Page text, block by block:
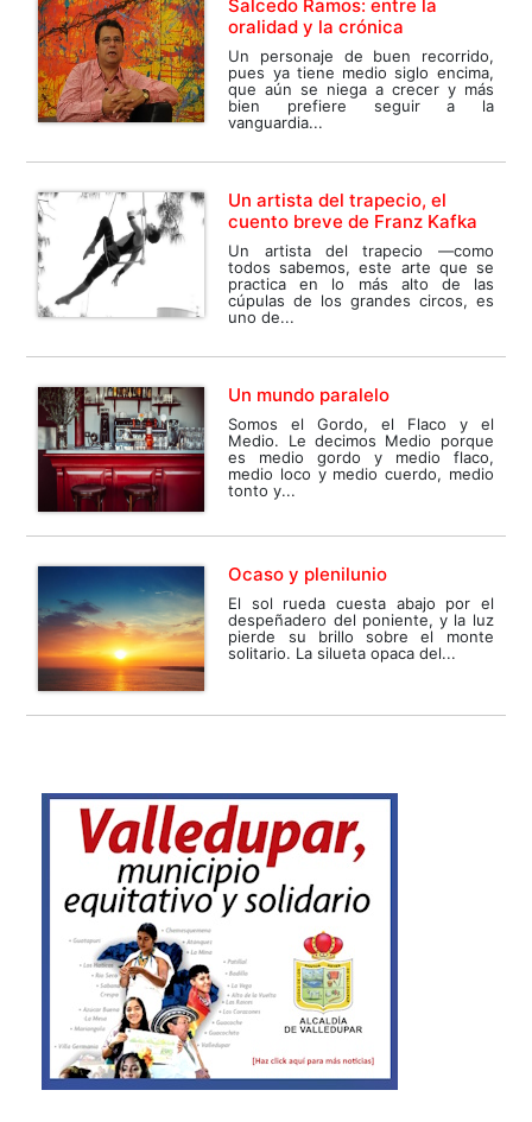
Salcedo Ramos: entre la
oralidad y la crónica
Un personaje de buen recorrido,
pues ya tiene medio siglo encima,
que aún se niega a crecer y más
bien prefiere seguir a la
vanguardia...
Un artista del trapecio, el
cuento breve de Franz Kafka
Un artista del trapecio —como
todos sabemos, este arte que se
practica en lo más alto de las
cúpulas de los grandes circos, es
uno de...
Un mundo paralelo
Somos el Gordo, el Flaco y el
Medio. Le decimos Medio porque
es medio gordo y medio flaco,
medio loco y medio cuerdo, medio
tonto y...
Ocaso y plenilunio
El sol rueda cuesta abajo por el
despeñadero del poniente, y la luz
pierde su brillo sobre el monte
solitario. La silueta opaca del...